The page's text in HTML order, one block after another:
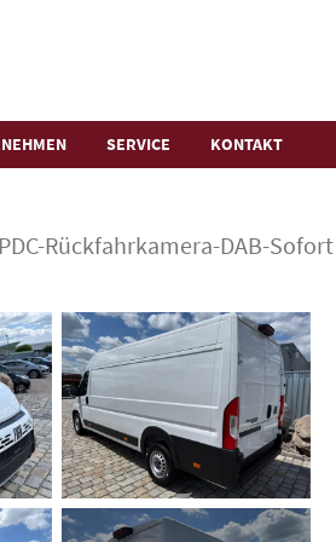
SERVICE KONTAKT
Rückfahrkamera-DAB-Sofort